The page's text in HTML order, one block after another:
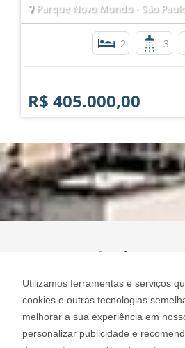
Utilizamos ferramentas e serviços
cookies e outras tecnologias
melhorar a sua experiência em
personalizar publicidade e
Parque Novo Mundo - São
2 3
R$ 405.000,00
Kayatt Imóveis